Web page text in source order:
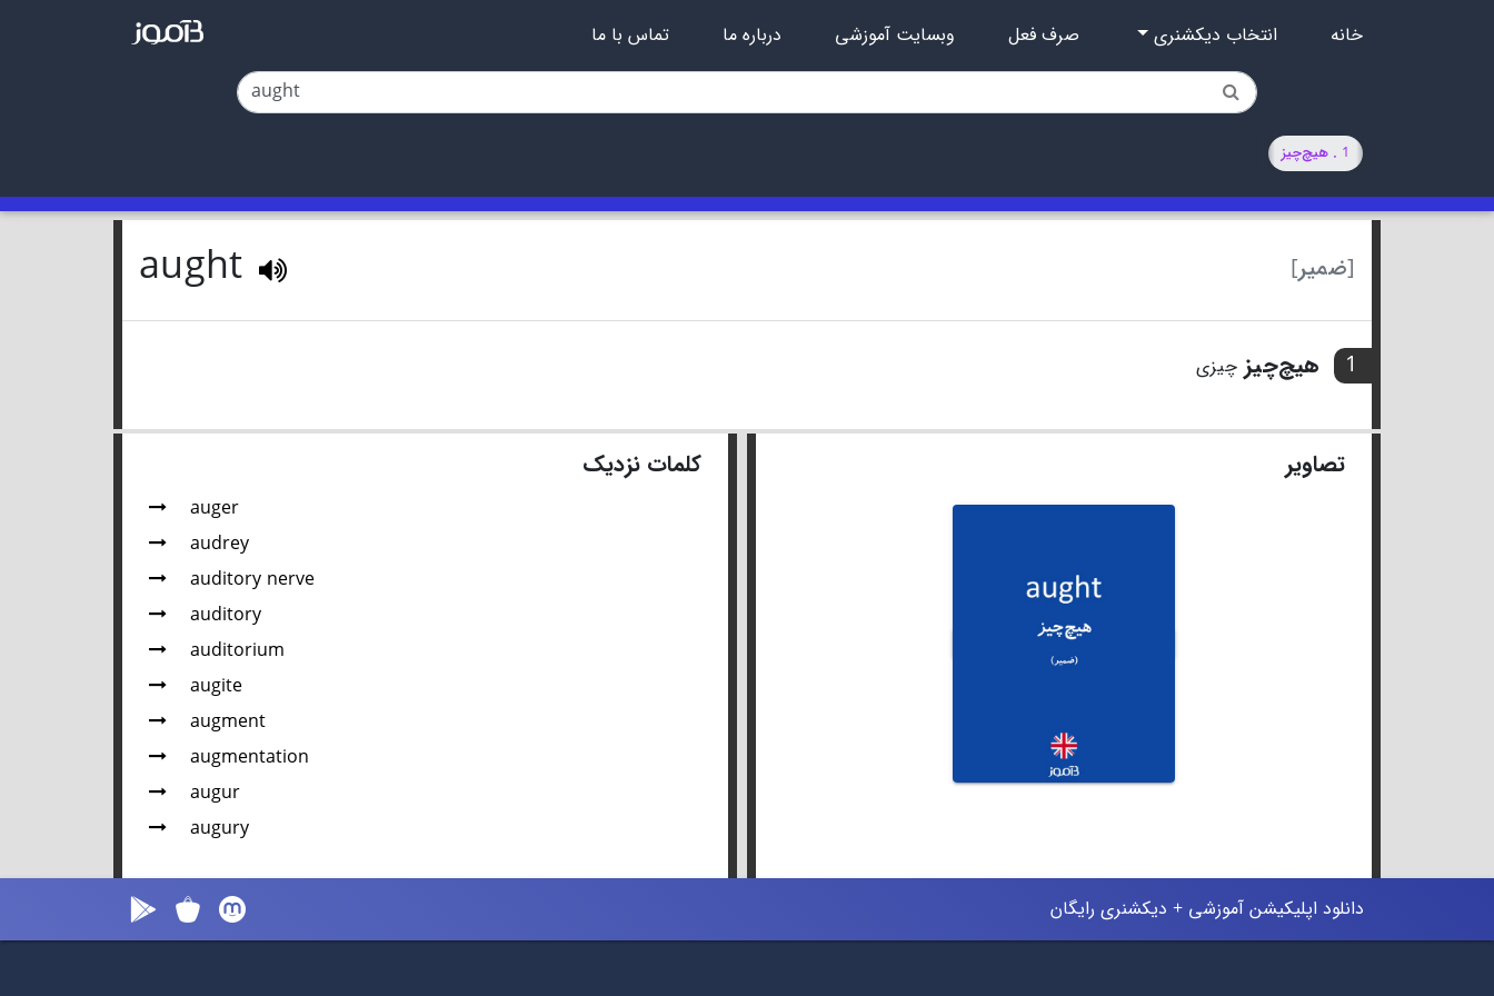
خانه انتخاب دیکشنری صرف فعل وبسایت آموزشی درباره ما تماس با ما
1 . هیچ‌چیز
[ضمیر] aught
1 هیچ‌چیزچیزی
تصاویر کلمات نزدیک
auger
audrey
auditory nerve
auditory
auditorium
augite
augment
augmentation
augur
augury
دانلود اپلیکیشن آموزشی + دیکشنری رایگان